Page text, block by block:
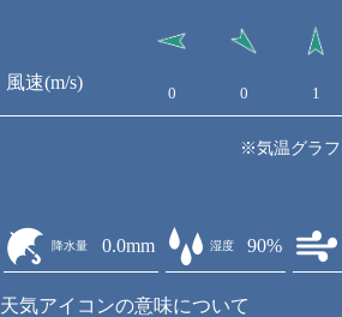
風速(m/s)
0 0 1
※気温グラフ
降水量 0.0mm 湿度 90%
天気アイコンの意味について